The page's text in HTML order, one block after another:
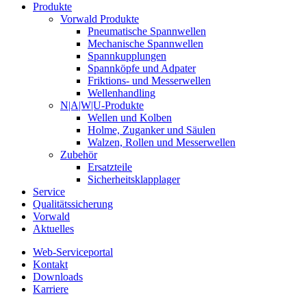
Produkte
Vorwald Produkte
Pneumatische Spannwellen
Mechanische Spannwellen
Spannkupplungen
Spannköpfe und Adpater
Friktions- und Messerwellen
Wellenhandling
N|A|W|U-Produkte
Wellen und Kolben
Holme, Zuganker und Säulen
Walzen, Rollen und Messerwellen
Zubehör
Ersatzteile
Sicherheitsklapplager
Service
Qualitätssicherung
Vorwald
Aktuelles
Web-Serviceportal
Kontakt
Downloads
Karriere